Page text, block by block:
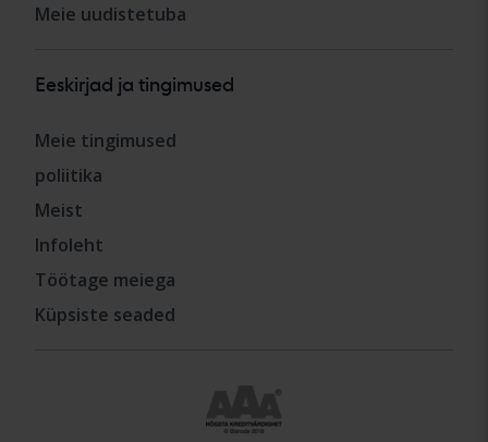
Meie uudistetuba
Eeskirjad ja tingimused
Meie tingimused
poliitika
Meist
Infoleht
Töötage meiega
Küpsiste seaded